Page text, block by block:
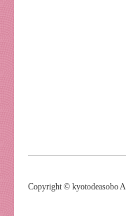
Copyright © kyotodeasobo